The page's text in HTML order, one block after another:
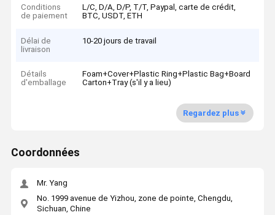
Conditions
de paiement
L/C, D/A, D/P, T/T, Paypal, carte de crédit,
BTC, USDT, ETH
Délai de
livraison
10-20 jours de travail
Détails
d'emballage
Foam+Cover+Plastic Ring+Plastic Bag+Board
Carton+Tray (s'il y a lieu)
Regardez plus
Coordonnées
Mr. Yang
No. 1999 avenue de Yizhou, zone de pointe, Chengdu,
Sichuan, Chine